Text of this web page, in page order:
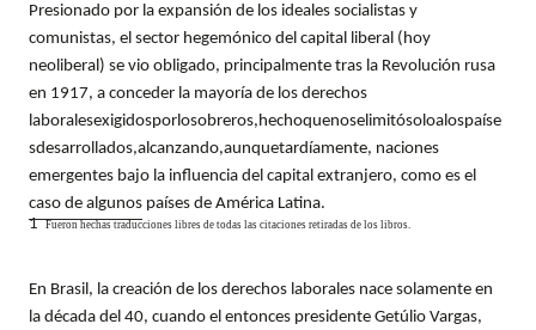
Presionado por la expansión de los ideales socialistas y
comunistas, el sector hegemónico del capital liberal (hoy
neoliberal) se vio obligado, principalmente tras la Revolución rusa
en 1917, a conceder la mayoría de los derechos
laboralesexigidosporlosobreros,hechoquenoselimitósoloalospaíse
sdesarrollados,alcanzando,aunquetardíamente, naciones
emergentes bajo la influencia del capital extranjero, como es el
caso de algunos países de América Latina.
1Fueron hechas traducciones libres de todas las citaciones retiradas de los libros.
En Brasil, la creación de los derechos laborales nace solamente en
la década del 40, cuando el entonces presidente Getúlio Vargas,